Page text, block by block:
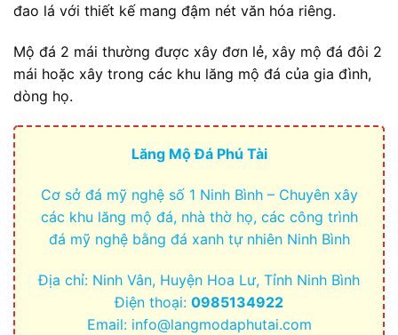
đao lá với thiết kế mang đậm nét văn hóa riêng.
Mộ đá 2 mái thường được xây đơn lẻ, xây mộ đá đôi 2
mái hoặc xây trong các khu lăng mộ đá của gia đình,
dòng họ.
Lăng Mộ Đá Phú Tài
Cơ sở đá mỹ nghệ số 1 Ninh Bình – Chuyên xây
các khu lăng mộ đá, nhà thờ họ, các công trình
đá mỹ nghệ bằng đá xanh tự nhiên Ninh Bình
Địa chỉ: Ninh Vân, Huyện Hoa Lư, Tỉnh Ninh Bình
Điện thoại: 0985134922
Email: info@langmodaphutai.com